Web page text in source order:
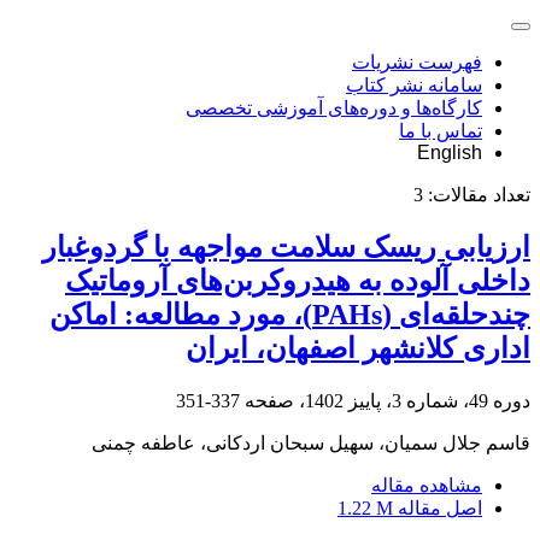
فهرست نشریات
سامانه نشر کتاب
کارگاه‌ها و دوره‌های آموزشی تخصصی
تماس با ما
English
تعداد مقالات: 3
ارزیابی ریسک سلامت مواجهه با گردوغبار
داخلی آلوده به هیدروکربن‌های آروماتیک
چندحلقه‌ای (PAHs)، مورد مطالعه: اماکن
اداری ‌کلانشهر اصفهان، ایران
دوره 49، شماره 3، پاییز 1402، صفحه 337-351
قاسم جلال سمیان، سهیل سبحان اردکانی، عاطفه چمنی
مشاهده مقاله
اصل مقاله 1.22 M